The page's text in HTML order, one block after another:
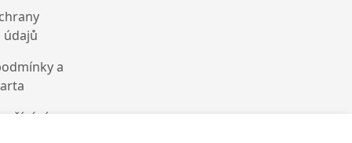
údajů
a